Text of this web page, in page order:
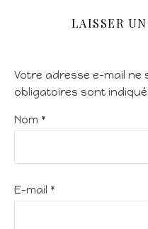
LAISSER
Votre adresse e-mail ne
obligatoires sont
Nom *
E-mail *